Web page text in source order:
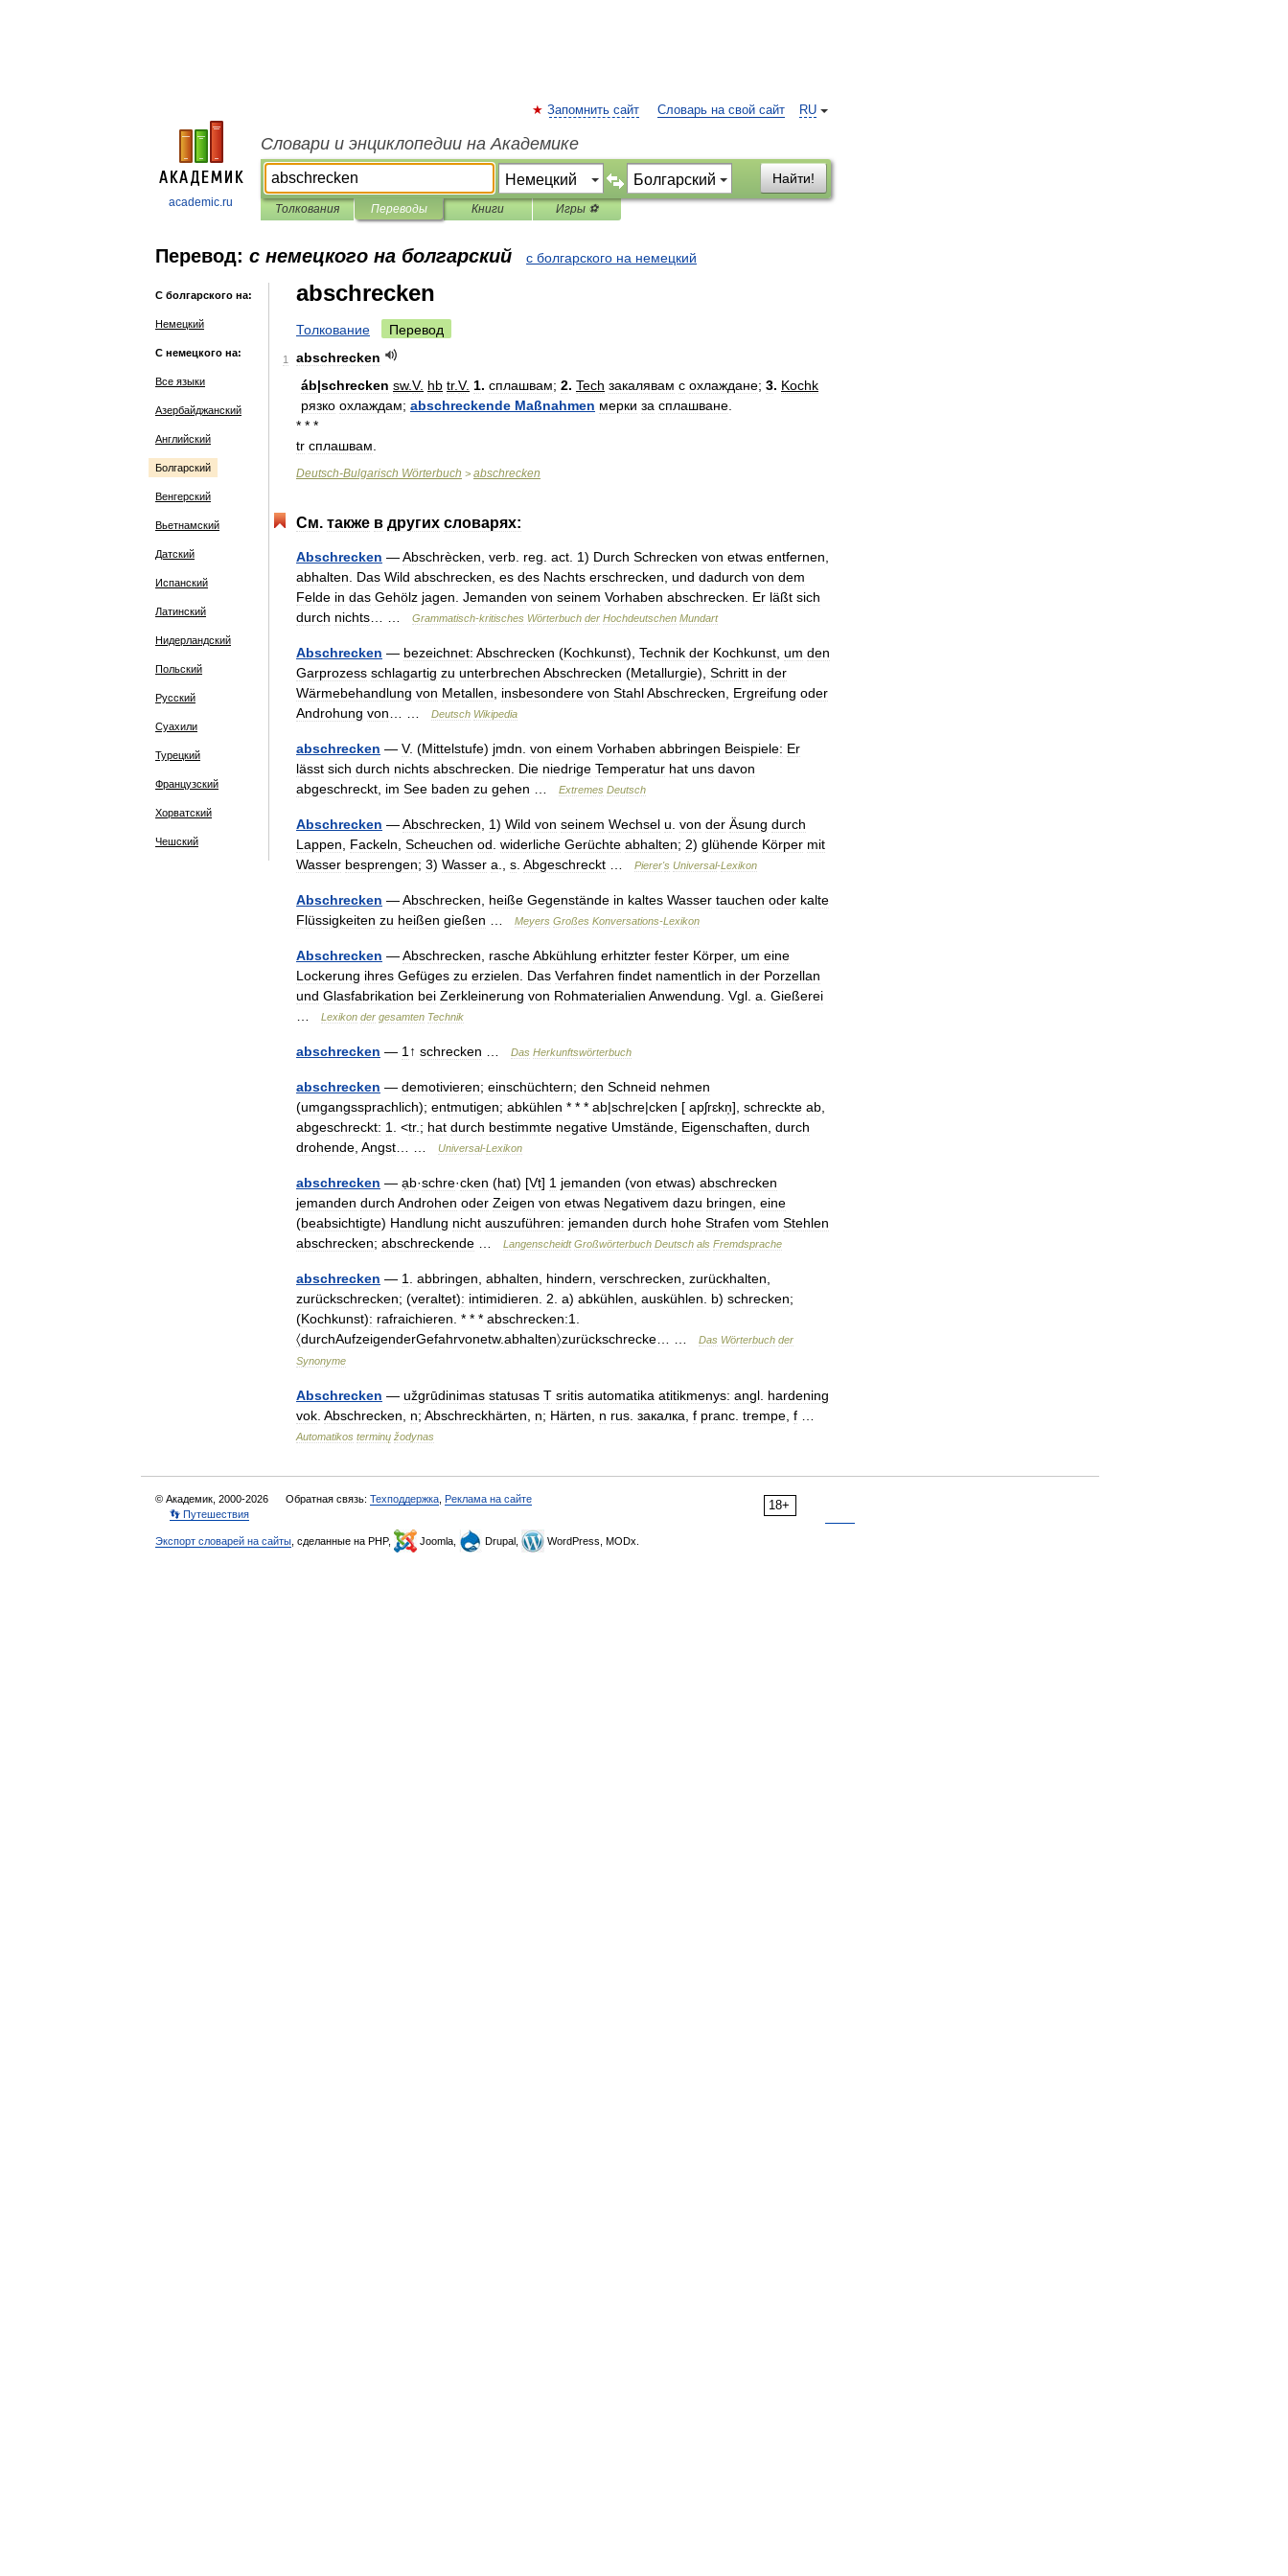
academic.ru
RU
Запомнить сайт Словарь на свой сайт
Словари и энциклопедии на Академике
Найти!
Толкования Переводы Книги Игры ⚽
Перевод: с немецкого на болгарский с болгарского на немецкий
С болгарского на:
Немецкий
С немецкого на:
Все языки
Азербайджанский
Английский
Болгарский
Венгерский
Вьетнамский
Датский
Испанский
Латинский
Нидерландский
Польский
Русский
Суахили
Турецкий
Французский
Хорватский
Чешский
abschrecken
Толкование Перевод
1
abschrecken
áb|schrecken sw.V. hb tr.V. 1. сплашвам; 2. Tech закалявам с охлаждане; 3. Kochk
рязко охлаждам; abschreckende Maßnahmen мерки за сплашване
* * *
tr сплашвам
Deutsch-Bulgarisch Wörterbuch > abschrecken
См. также в других словарях:
Abschrecken —Abschrècken verb reg act 1) Durch Schrecken von etwas entfernen
abhalten
Das Wild abschrecken es des Nachts erschrecken und dadurch von dem
Felde in das Gehölz jagen Jemanden von seinem Vorhaben abschrecken Er läßt sich
durch nichts Grammatisch-kritisches Wörterbuch der Hochdeutschen Mundart
Abschrecken — bezeichnet: Abschrecken (Kochkunst), Technik der Kochkunst um den
Garprozess schlagartig zu unterbrechen Abschrecken (Metallurgie), Schritt in der
Wärmebehandlung von Metallen insbesondere von StahlAbschrecken Ergreifung oder
Androhung von Deutsch Wikipedia
abschrecken — V. (Mittelstufe) jmdn von einem Vorhaben abbringen Beispiele: Er
lässt sich durch nichts abschrecken Die niedrige Temperatur hat uns davon
abgeschreckt im See baden zu gehen Extremes Deutsch
Abschrecken —Abschrecken 1) Wild von seinem Wechsel u von der Äsung durch
Lappen
Fackeln Scheuchen od widerliche Gerüchte abhalten; 2) glühende Körper mit
Wasser besprengen; 3) Wasser a s Abgeschreckt Pierer's Universal-Lexikon
Abschrecken —Abschrecken heiße Gegenstände in kaltes Wasser tauchen oder kalte
Flüssigkeiten zu heißen gießen Meyers Großes Konversations-Lexikon
Abschrecken —Abschrecken rascheAbkühlung erhitzter fester Körper, um eine
Lockerung ihres Gefüges zu erzielen Das Verfahren findet namentlich in der Porzellan
und Glasfabrikation bei Zerkleinerung von Rohmaterialien Anwendung Vgl a Gießerei
Lexikon der gesamten Technik
abschrecken — 1 ↑ schrecken Das Herkunftswörterbuch
abschrecken — demotivieren; einschüchtern; den Schneid nehmen
(umgangssprachlich); entmutigen; abkühlen * * * ab|schre|cken [ apʃrɛkn̩], schreckte ab
abgeschreckt: 1 . <tr.; hat durch bestimmte negative Umstände Eigenschaften durch
drohende Angst Universal-Lexikon
abschrecken — ạb·schre·cken (hat) [Vt] 1 jemanden (von etwas) abschrecken
jemanden durch Androhen oder Zeigen von etwas Negativem dazu bringen eine
(beabsichtigte) Handlung nicht auszuführen: jemanden durch hohe Strafen vom Stehlen
abschrecken; abschreckende Langenscheidt Großwörterbuch Deutsch als Fremdsprache
abschrecken — 1 abbringen abhalten hindern verschrecken zurückhalten
zurückschrecken; (veraltet): intimidieren 2 a) abkühlen auskühlen b) schrecken;
(Kochkunst): rafraichieren . * * * abschrecken:1
〈durchAufzeigenderGefahrvonetw.abhalten〉zurückschrecke Das Wörterbuch der
Synonyme
Abschrecken — užgrūdinimas statusas T sritis automatika atitikmenys: angl hardening
vok Abschrecken n; Abschreckhärten n; Härten n rus закалка f pranc trempe f
Automatikos terminų žodynas
18+
© Академик, 2000-2026 Обратная связь: Техподдержка Реклама на сайте
👣 Путешествия
Экспорт словарей на сайты , сделанные на PHP, Joomla, Drupal, WordPress, MODx.